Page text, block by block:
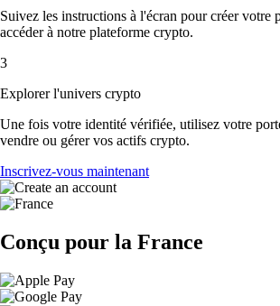
Suivez les instructions à l'écran pour créer votre
accéder à notre plateforme crypto.
3
Explorer l'univers crypto
Une fois votre identité vérifiée, utilisez votre
vendre ou gérer vos actifs crypto.
Inscrivez-vous maintenant
Conçu pour la France